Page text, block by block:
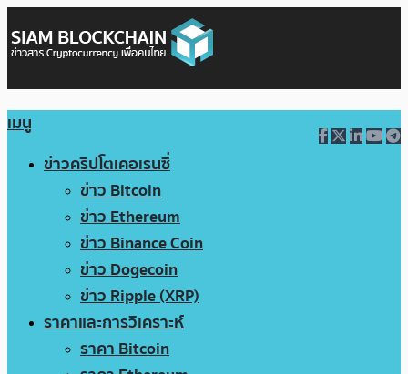
เมนู
ข่าวคริปโตเคอเรนซี่
ข่าว Bitcoin
ข่าว Ethereum
ข่าว Binance Coin
ข่าว Dogecoin
ข่าว Ripple (XRP)
ราคาและการวิเคราะห์
ราคา Bitcoin